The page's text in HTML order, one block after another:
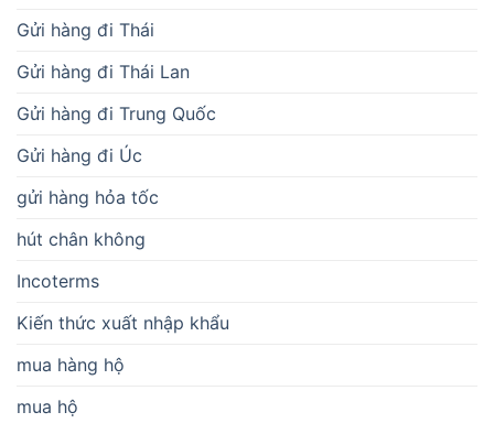
Gửi hàng đi Thái
Gửi hàng đi Thái Lan
Gửi hàng đi Trung Quốc
Gửi hàng đi Úc
gửi hàng hỏa tốc
hút chân không
Incoterms
Kiến thức xuất nhập khẩu
mua hàng hộ
mua hộ